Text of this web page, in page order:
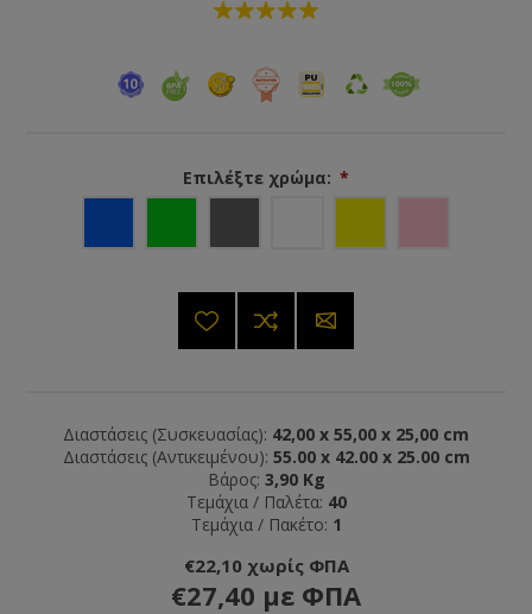
Επιλέξτε χρώμα: *
Διαστάσεις (Συσκευασίας): 42,00 x 55,00 x 25,00 cm
Διαστάσεις (Αντικειμένου): 55.00 x 42.00 x 25.00 cm
Βάρος: 3,90 Kg
Τεμάχια / Παλέτα: 40
Τεμάχια / Πακέτο: 1
€22,10 χωρίς ΦΠΑ
€27,40 με ΦΠΑ